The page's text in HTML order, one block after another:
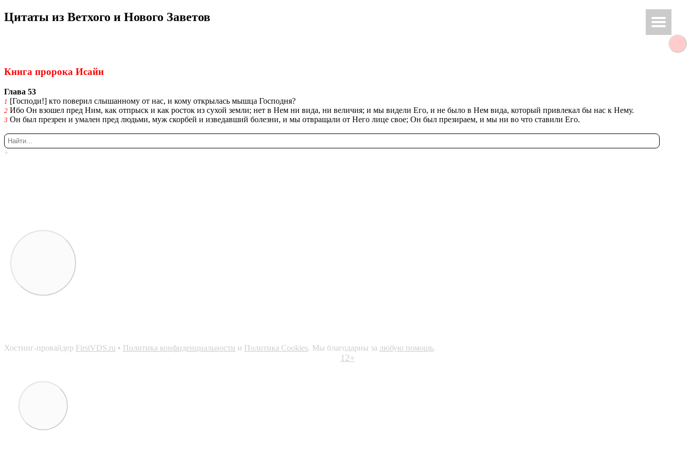
Ки́рие эле́йсон
Ци­та­ты из Вет­хо­го и Но­во­го За­ве­тов
Книга про­ро­ка Исайи
Глава 53
1 [Гос­по­ди!] кто по­ве­рил слы­шан­но­му от нас, и кому от­кры­лась мышца Гос­под­ня?
2 Ибо Он взо­шел пред Ним, как от­прыск и как ро­сток из сухой земли; нет в Нем ни вида, ни ве­ли­чия; и мы ви­де­ли Его, и не было в Нем вида, ко­то­рый при­вле­кал бы нас к Нему.
3 Он был пре­зрен и ума­лен пред лю­дь­ми, муж скор­бей и из­ве­дав­ший бо­лез­ни, и мы от­вра­ща­ли от Него лице свое; Он был пре­зи­ра­ем, и мы ни во что ста­ви­ли Его.
+
Хостинг-провайдер FirstVDS.ru • Политика конфиденциальности и Политика Cookies. Мы благодарны за любую помощь.
12+